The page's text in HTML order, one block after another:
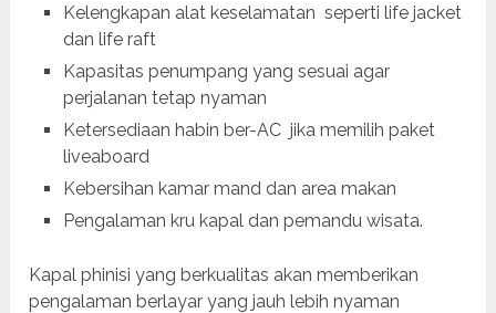
Kelengkapan alat keselamatan seperti life jacket
dan life raft
Kapasitas penumpang yang sesuai agar
perjalanan tetap nyaman
Ketersediaan habin ber-AC jika memilih paket
liveaboard
Kebersihan kamar mand dan area makan
Pengalaman kru kapal dan pemandu wisata.
Kapal phinisi yang berkualitas akan memberikan
pengalaman berlayar yang jauh lebih nyaman